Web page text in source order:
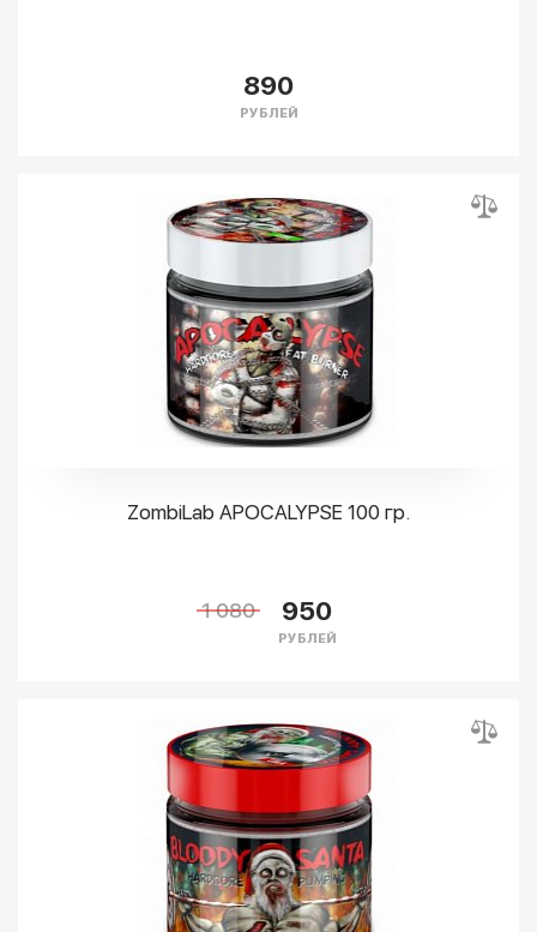
890
РУБЛЕЙ
ZombiLab APOCALYPSE 100 гр.
1 080 950
РУБЛЕЙ